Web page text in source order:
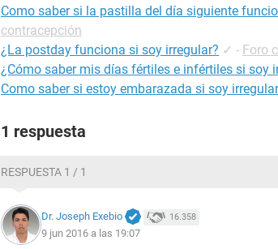
Como saber si la pastilla del día siguiente
contracepción
¿La postday funciona si soy irregular? ✓ - Foro
¿Cómo saber mis días fértiles e infértiles si soy
Como saber si estoy embarazada si soy irregular
1 respuesta
RESPUESTA 1 / 1
Dr. Joseph Exebio 16.358
9 jun 2016 a las 19:07